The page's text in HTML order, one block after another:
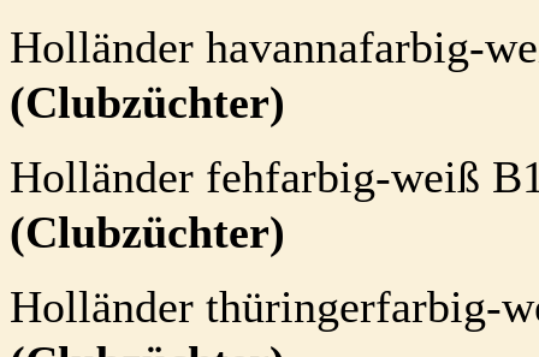
Holländer havannafarbig-
(Clubzüchter)
Holländer fehfarbig-weiß
(Clubzüchter)
Holländer thüringerfarbig-